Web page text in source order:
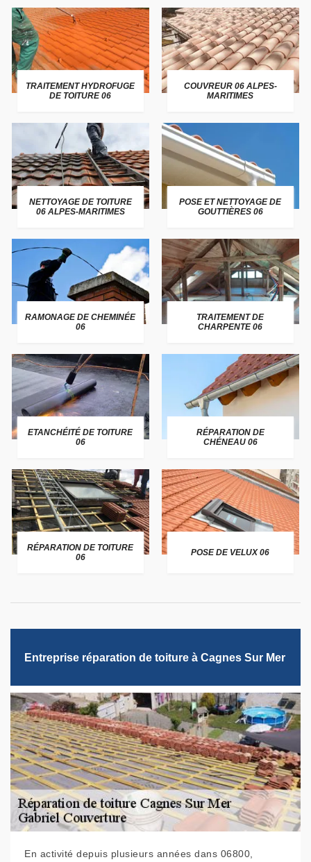
TRAITEMENT HYDROFUGE
DE TOITURE 06
COUVREUR 06 ALPES-
MARITIMES
NETTOYAGE DE TOITURE
06 ALPES-MARITIMES
POSE ET NETTOYAGE DE
GOUTTIÈRES 06
RAMONAGE DE CHEMINÉE
06
TRAITEMENT DE
CHARPENTE 06
ETANCHÉITÉ DE TOITURE
06
RÉPARATION DE
CHÉNEAU 06
RÉPARATION DE TOITURE
06
POSE DE VELUX 06
Entreprise réparation de toiture à Cagnes Sur Mer
En activité depuis plusieurs années dans 06800,